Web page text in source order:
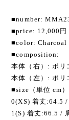
■number:
■price: 12,000円
■color: Charcoal
■composition:
本体（右）: ポリ
本体（左）: ポ
■size（単位 cm）
0(XS) 着丈:64.5
1(S) 着丈:66.5 /